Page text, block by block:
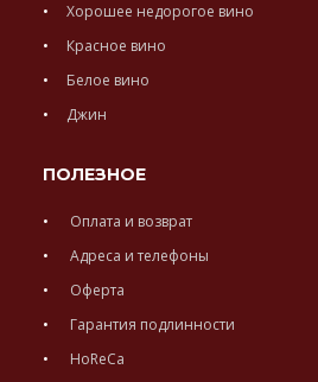
Хорошее недорогое вино
Красное вино
Белое вино
Джин
ПОЛЕЗНОЕ
Оплата и возврат
Адреса и телефоны
Оферта
Гарантия подлинности
HoReCa